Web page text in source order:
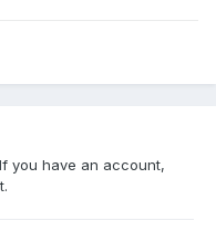
you have an account,